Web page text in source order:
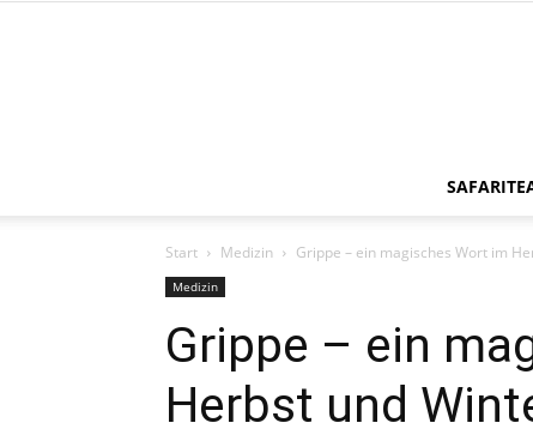
Start Medizin Grippe – ein magisches Wort im
Medizin
Grippe – ein
Herbst und